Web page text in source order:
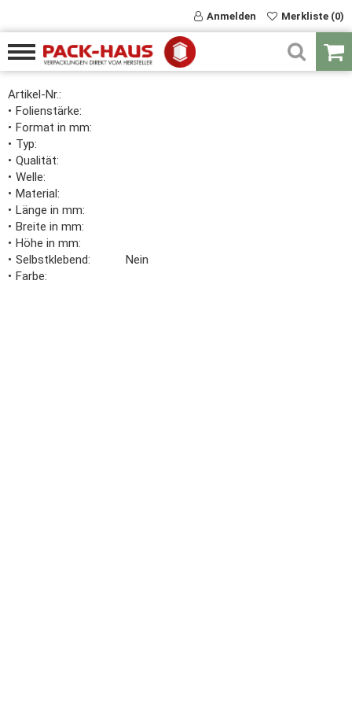
Anmelden Merkliste (0)
Artikel-Nr.:
Folienstärke
Format in mm
Typ
Qualität
Welle
Material
Länge in mm
Breite in mm
Höhe in mm
Selbstklebend
Nein
Farbe